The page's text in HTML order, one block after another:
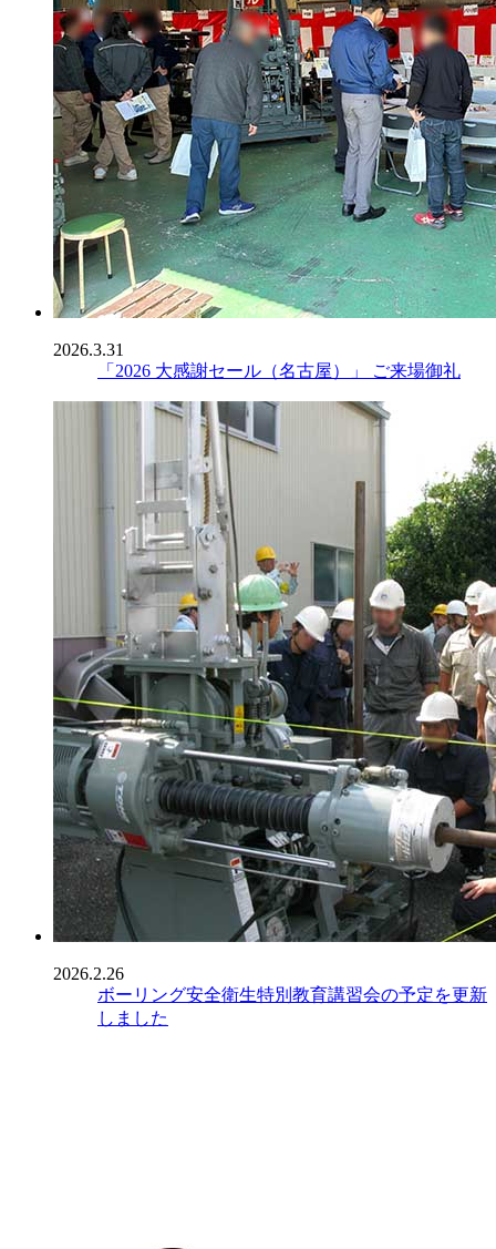
2026.3.31
「2026 大感謝セール（名古屋）」 ご来場御礼
2026.2.26
ボーリング安全衛生特別教育講習会の予定を更新
しました